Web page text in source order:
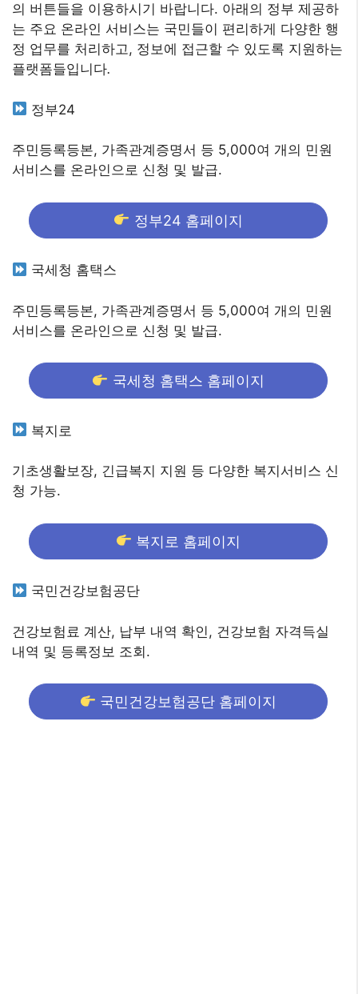
의 버튼들을 이용하시기 바랍니다. 아래의 정부 제공하
는 주요 온라인 서비스는 국민들이 편리하게 다양한 행
정 업무를 처리하고, 정보에 접근할 수 있도록 지원하는
플랫폼들입니다.
정부24
주민등록등본, 가족관계증명서 등 5,000여 개의 민원
서비스를 온라인으로 신청 및 발급.
정부24 홈페이지
국세청 홈택스
주민등록등본, 가족관계증명서 등 5,000여 개의 민원
서비스를 온라인으로 신청 및 발급.
국세청 홈택스 홈페이지
복지로
기초생활보장, 긴급복지 지원 등 다양한 복지서비스 신
청 가능.
복지로 홈페이지
국민건강보험공단
건강보험료 계산, 납부 내역 확인, 건강보험 자격득실
내역 및 등록정보 조회.
국민건강보험공단 홈페이지